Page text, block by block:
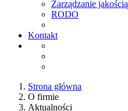
Zarządzanie jakością
RODO
Kontakt
Strona główna
O firmie
Aktualności